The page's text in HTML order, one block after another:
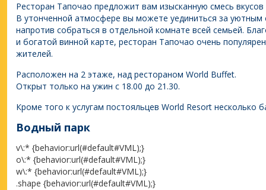
Ресторан Тапочао предложит вам изысканную смесь
В утонченной атмосфере вы можете уединиться за уютным
напротив собраться в отдельной комнате всей семьей.
и богатой винной карте, ресторан Тапочао очень
жителей.
Расположен на 2 этаже, над рестораном World Buffet.
Открыт только на ужин с 18.00 до 21.30.
Кроме того к услугам постояльцев World Resort несколько
Водный парк
v\:* {behavior:url(#default#VML);}
o\:* {behavior:url(#default#VML);}
w\:* {behavior:url(#default#VML);}
.shape {behavior:url(#default#VML);}